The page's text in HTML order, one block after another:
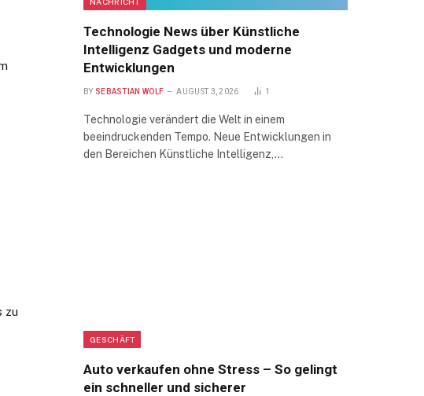
zu
Technologie News über Künstliche
Intelligenz Gadgets und moderne
Entwicklungen
BY SEBASTIAN WOLF AUGUST 3, 2026 1
Technologie verändert die Welt in einem
beeindruckenden Tempo. Neue Entwicklungen in
den Bereichen Künstliche Intelligenz,…
GESCHÄFT
Auto verkaufen ohne Stress – So gelingt
ein schneller und sicherer